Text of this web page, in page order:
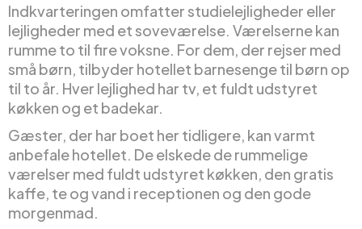
Indkvarteringen omfatter studielejligheder eller
lejligheder med et soveværelse. Værelserne kan
rumme to til fire voksne. For dem, der rejser med
små børn, tilbyder hotellet barnesenge til børn op
til to år. Hver lejlighed har tv, et fuldt udstyret
køkken og et badekar.
Gæster, der har boet her tidligere, kan varmt
anbefale hotellet. De elskede de rummelige
værelser med fuldt udstyret køkken, den gratis
kaffe, te og vand i receptionen og den gode
morgenmad.